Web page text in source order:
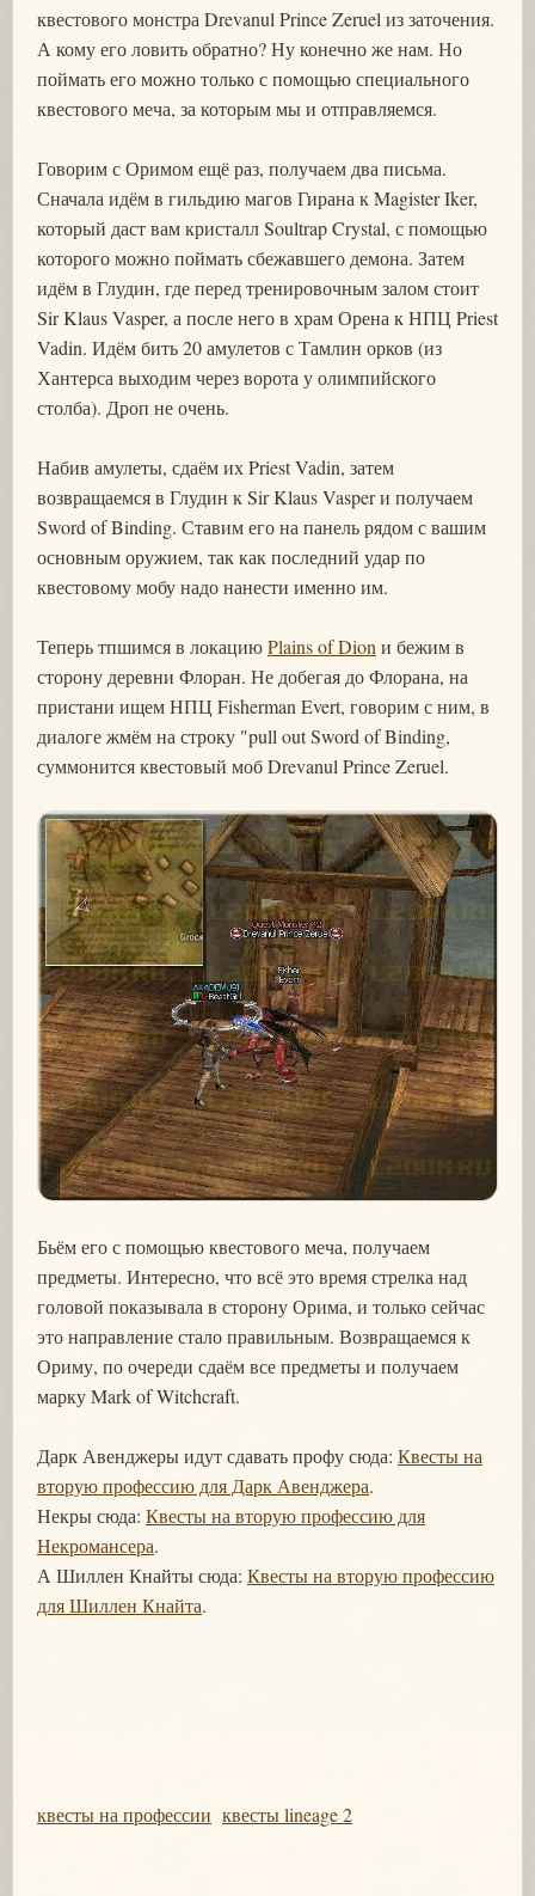
квестового монстра Drevanul Prince Zeruel из заточения.
А кому его ловить обратно? Ну конечно же нам. Но
поймать его можно только с помощью специального
квестового меча, за которым мы и отправляемся.
Говорим с Оримом ещё раз, получаем два письма.
Сначала идём в гильдию магов Гирана к Magister Iker,
который даст вам кристалл Soultrap Crystal, с помощью
которого можно поймать сбежавшего демона. Затем
идём в Глудин, где перед тренировочным залом стоит
Sir Klaus Vasper, а после него в храм Орена к НПЦ Priest
Vadin. Идём бить 20 амулетов с Тамлин орков (из
Хантерса выходим через ворота у олимпийского
столба). Дроп не очень.
Набив амулеты, сдаём их Priest Vadin, затем
возвращаемся в Глудин к Sir Klaus Vasper и получаем
Sword of Binding. Ставим его на панель рядом с вашим
основным оружием, так как последний удар по
квестовому мобу надо нанести именно им.
Теперь тпшимся в локациюPlains of Dion и бежим в
сторону деревни Флоран. Не добегая до Флорана, на
пристани ищем НПЦ Fisherman Evert, говорим с ним, в
диалоге жмём на строку "pull out Sword of Binding,
суммонится квестовый моб Drevanul Prince Zeruel.
Бьём его с помощью квестового меча, получаем
предметы. Интересно, что всё это время стрелка над
головой показывала в сторону Орима, и только сейчас
это направление стало правильным. Возвращаемся к
Ориму, по очереди сдаём все предметы и получаем
марку Mark of Witchcraft.
Дарк Авенджеры идут сдавать профу сюда: Квесты на
вторую профессию для Дарк Авенджера.
Некры сюда: Квесты на вторую профессию для
Некромансера.
А Шиллен Кнайты сюда: Квесты на вторую профессию
для Шиллен Кнайта.
квесты на профессии квесты lineage 2